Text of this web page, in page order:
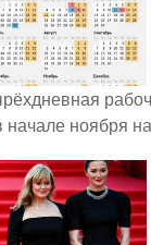
начале ноября